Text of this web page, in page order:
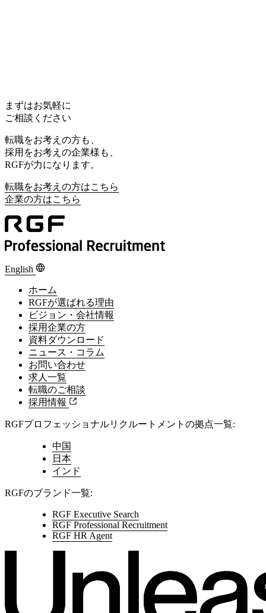
まずはお気軽に
ご相談ください
転職をお考えの方も、
採用をお考えの企業様も、
RGFが力になります。
転職をお考えの方はこちら
転職をお考えの方はこちら
企業の方はこちら
English
ホーム
RGFが選ばれる理由
ビジョン・会社情報
採用企業の方
資料ダウンロード
ニュース・コラム
お問い合わせ
求人一覧
転職のご相談
採用情報
RGFプロフェッショナルリクルートメントの拠点一覧:
中国
日本
インド
RGFのブランド一覧:
RGF Executive Search
RGF Professional Recruitment
RGF HR Agent